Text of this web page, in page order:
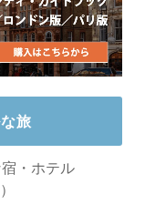
旅
宿・ホテル